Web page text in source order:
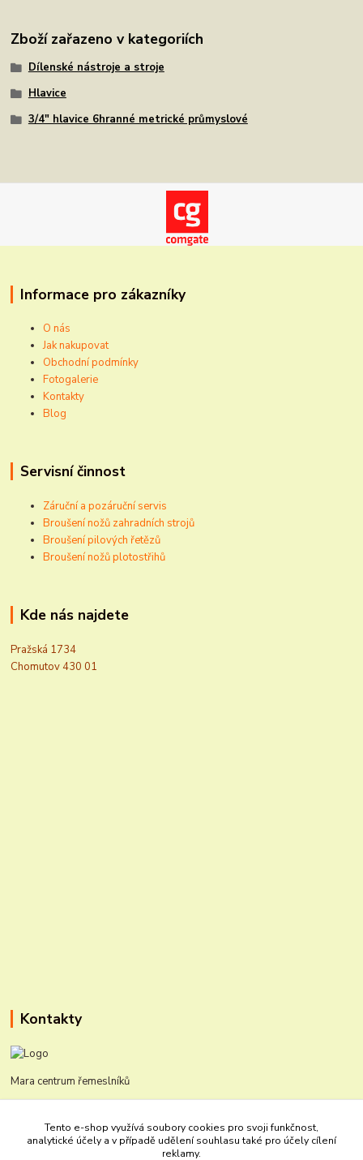
Zboží zařazeno v kategoriích
Dílenské nástroje a stroje
Hlavice
3/4" hlavice 6hranné metrické průmyslové
Informace pro zákazníky
O nás
Jak nakupovat
Obchodní podmínky
Fotogalerie
Kontakty
Blog
Servisní činnost
Záruční a pozáruční servis
Broušení nožů zahradních strojů
Broušení pilových řetězů
Broušení nožů plotostřihů
Kde nás najdete
Pražská 1734
Chomutov 430 01
Kontakty
Mara centrum řemeslníků
+420 474 623 867
Tento e-shop využívá soubory cookies pro svoji funkčnost,
analytické účely a v případě udělení souhlasu také pro účely cílení
reklamy.